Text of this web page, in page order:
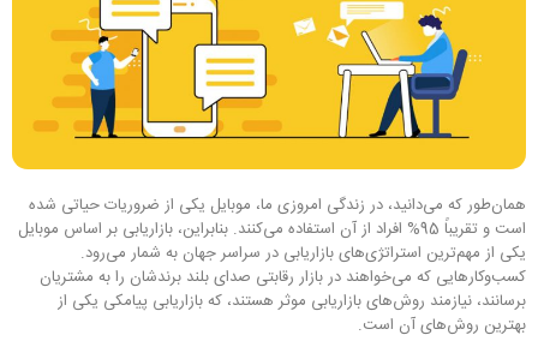
همان‌طور که می‌دانید، در زندگی امروزی ما، موبایل یکی از ضروریات حیاتی شده
است و تقریباً 95% افراد از آن استفاده می‌کنند. بنابراین، بازاریابی بر اساس موبایل
یکی از مهم‌ترین استراتژی‌های بازاریابی در سراسر جهان به شمار می‌رود.
کسب‌وکارهایی که می‌خواهند در بازار رقابتی صدای بلند برندشان را به مشتریان
برسانند، نیازمند روش‌های بازاریابی موثر هستند، که بازاریابی پیامکی یکی از
بهترین روش‌های آن است.